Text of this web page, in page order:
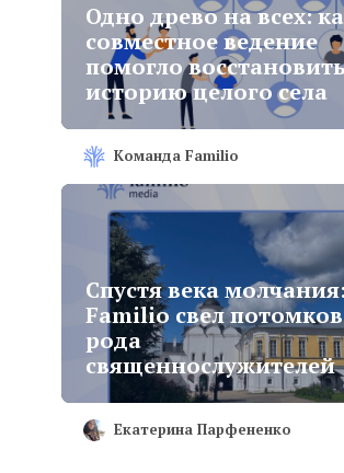
Одно древо на всех:
совместное ведение
помогло
историю целого села
Команда Familio
Спустя века
Familio свел потомков
рода
священнослужителей
Екатерина Парфененко